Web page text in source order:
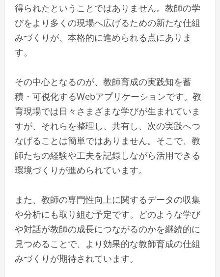
得られたということではありません。教師の学
びをより多くの現場へ広げるための新たな仕組
みづくりが、本格的に進められる点にありま
す。
その中心となるのが、教師育成の実践知を蓄
積・可視化するWebアプリケーションです。教
育現場では日々さまざまな学びが生まれていま
すが、それらを整理し、共有し、次の実践へつ
なげることは簡単ではありません。そこで、教
師たちの経験や工夫を記録しながら活用できる
環境づくりが進められています。
また、教師の専門性向上に関するデータの収集
や分析にも取り組む予定です。どのような学び
や対話が教師の成長につながるのかを継続的に
見つめることで、より効果的な教師育成の仕組
みづくりが期待されています。